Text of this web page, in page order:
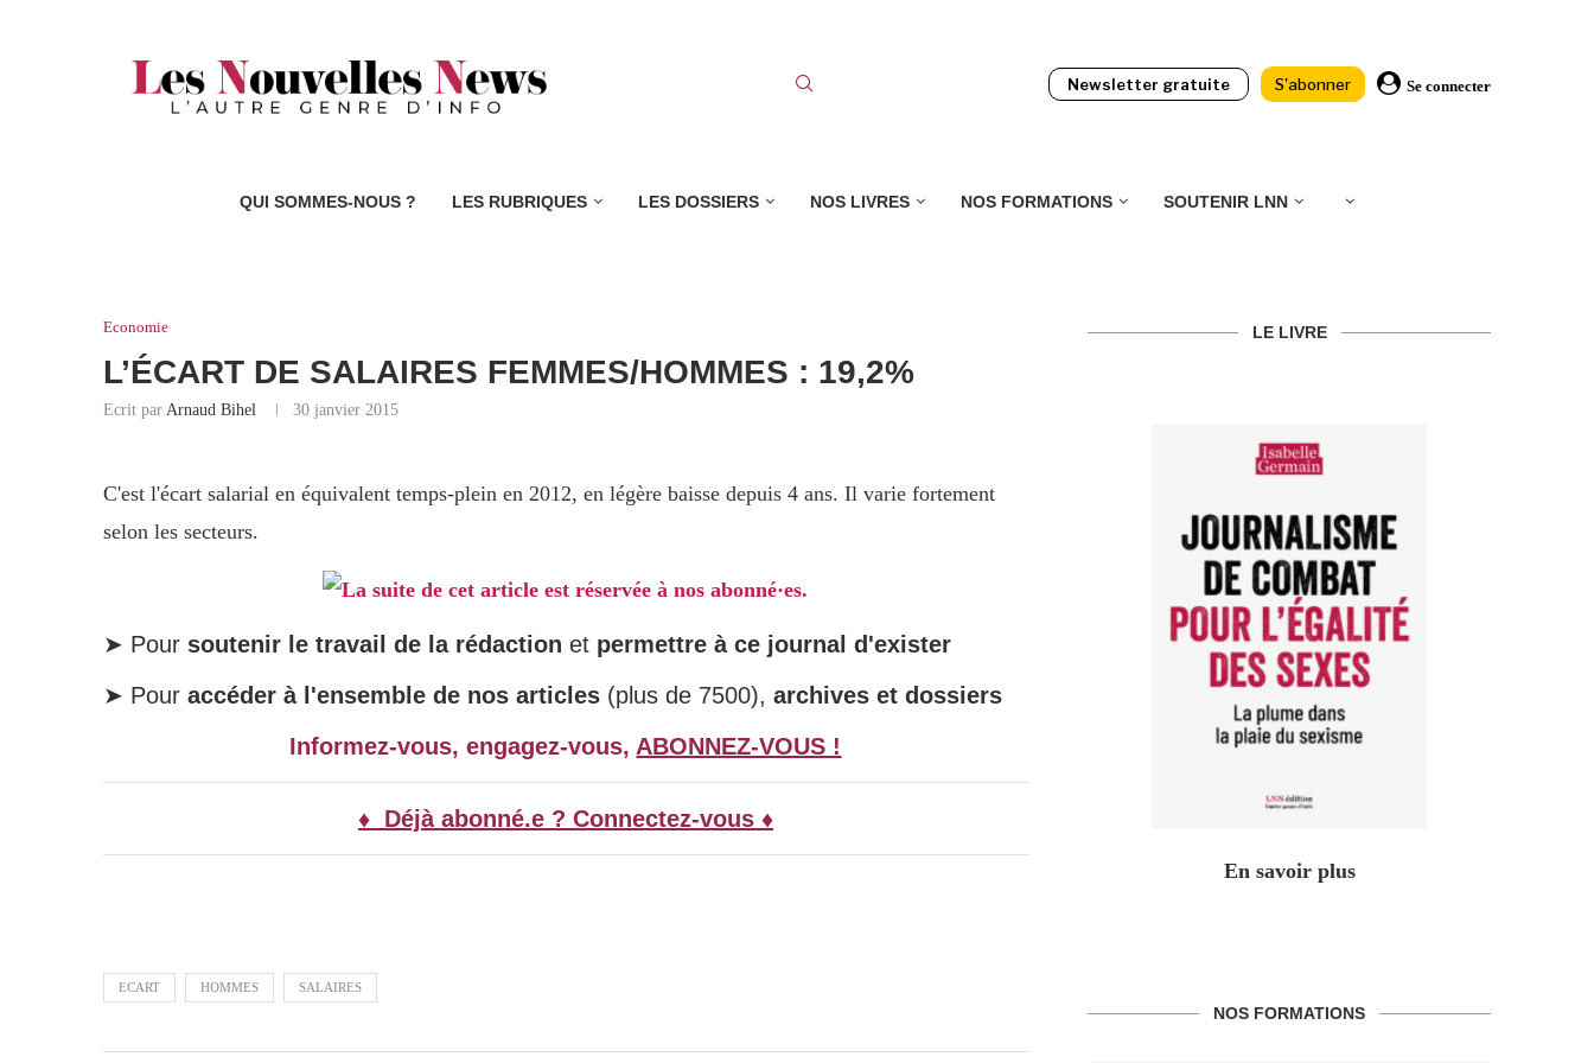
Newsletter gratuite S'abonner Se connecter
QUI SOMMES-NOUS ? LES RUBRIQUES LES DOSSIERS NOS LIVRES NOS FORMATIONS SOUTENIR LNN
Economie
L’ÉCART DE SALAIRES FEMMES/HOMMES : 19,2%
Ecrit par Arnaud Bihel 30 janvier 2015
C'est l'écart salarial en équivalent temps-plein en 2012, en légère baisse depuis 4 ans. Il varie fortement
selon les secteurs.
La suite de cet article est réservée à nos abonné·es.
➤ Pour soutenir le travail de la rédaction et permettre à ce journal d'exister
➤ Pour accéder à l'ensemble de nos articles (plus de 7500), archives et dossiers
Informez-vous, engagez-vous, ABONNEZ-VOUS !
♦ Déjà abonné.e ? Connectez-vous ♦
ECART HOMMES SALAIRES
LE LIVRE
En savoir plus
NOS FORMATIONS